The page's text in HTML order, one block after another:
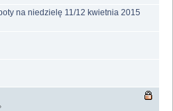
na niedzielę 11/12 kwietnia 2015